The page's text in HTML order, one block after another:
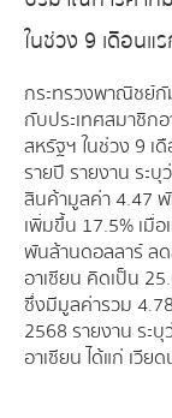
ในช่วง 9 เดือนแ
กระทรวงพาณิชย์
กับประเทศสมาชิก
สหรัฐฯ ในช่วง 9 เ
รายปี รายงาน ระ
สินค้ามูลค่า 4.47 พั
เพิ่มขึ้น 17.5% เมื่
พันล้านดอลลาร์ ล
อาเซียน คิดเป็น
ซึ่งมีมูลค่ารวม
2568 รายงาน ระ
อาเซียน ได้แก่ เวีย